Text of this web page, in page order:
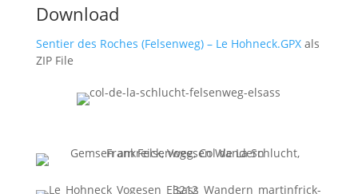
Download
Sentier des Roches (Felsenweg) – Le Hohneck.GPXals
ZIP File